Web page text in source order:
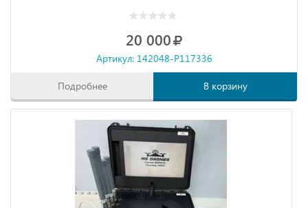
20 000
Артикул: 142048-P117336
Подробнее В корзину